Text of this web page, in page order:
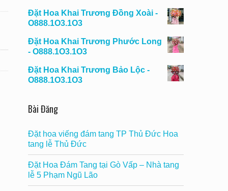
Đặt Hoa Khai Trương Đồng Xoài -
O888.1O3.1O3
Đặt Hoa Khai Trương Phước Long
- O888.1O3.1O3
Đặt Hoa Khai Trương Bảo Lộc -
O888.1O3.1O3
Bài Đăng
Đặt hoa viếng đám tang TP Thủ Đức Hoa
tang lễ Thủ Đức
Đặt Hoa Đám Tang tại Gò Vấp – Nhà tang
lễ 5 Phạm Ngũ Lão